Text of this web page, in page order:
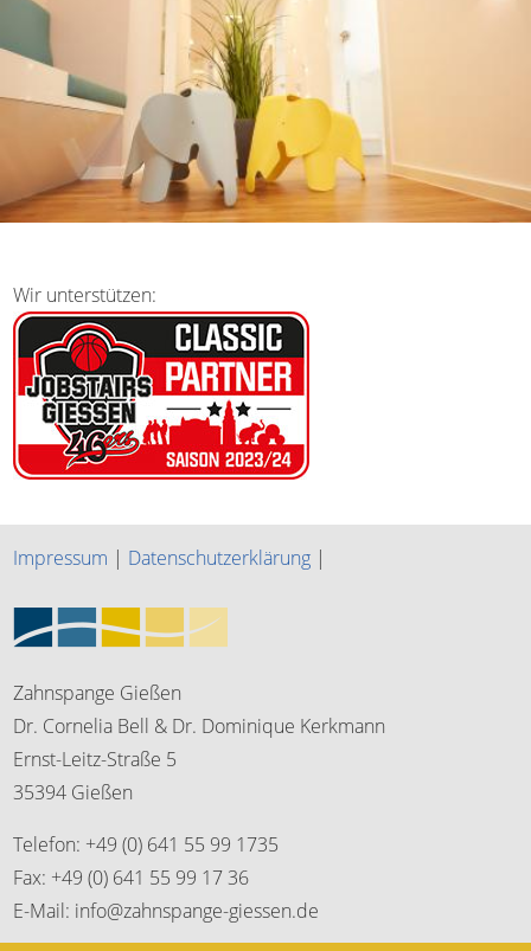
Wir unterstützen:
Impressum | Datenschutzerklärung |
Zahnspange Gießen
Dr. Cornelia Bell & Dr. Dominique Kerkmann
Ernst-Leitz-Straße 5
35394 Gießen
Telefon: +49 (0) 641 55 99 1735
Fax: +49 (0) 641 55 99 17 36
E-Mail: info@zahnspange-giessen.de